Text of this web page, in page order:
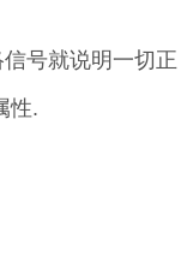
号就说明一切正
性.